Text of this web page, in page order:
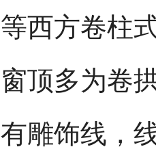
等西方卷柱
窗顶多为卷
有雕饰线，